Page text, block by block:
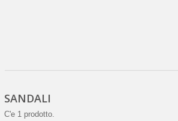
SANDALI
C'e 1 prodotto.